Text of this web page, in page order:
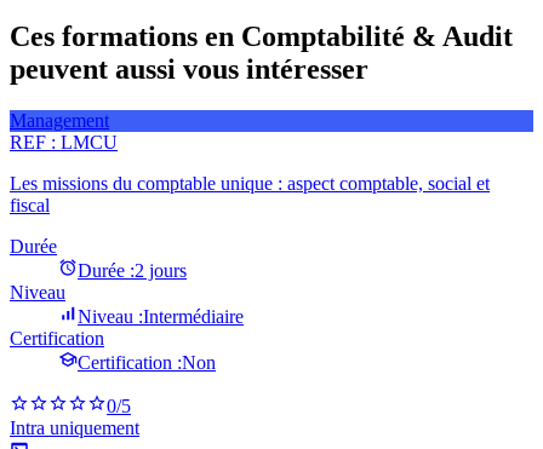
Ces formations en Comptabilité & Audit
peuvent aussi vous intéresser
Management
REF : LMCU
Les missions du comptable unique : aspect comptable, social et
fiscal
Durée
Durée :2 jours
Niveau
Niveau :Intermédiaire
Certification
Certification :Non
0/5
Intra uniquement